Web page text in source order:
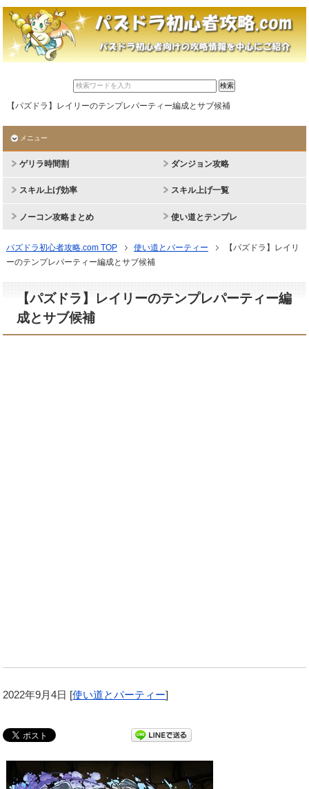
【パズドラ】レイリーのテンプレパーティー編成とサブ候補
メニュー
ゲリラ時間割 ダンジョン攻略
スキル上げ効率 スキル上げ一覧
ノーコン攻略まとめ 使い道とテンプレ
パズドラ初心者攻略.com TOP 使い道とパーティー
【パズドラ】レイリ
ーのテンプレパーティー編成とサブ候補
【パズドラ】レイリーのテンプレパーティー編
成とサブ候補
2022年9月4日 [使い道とパーティー]